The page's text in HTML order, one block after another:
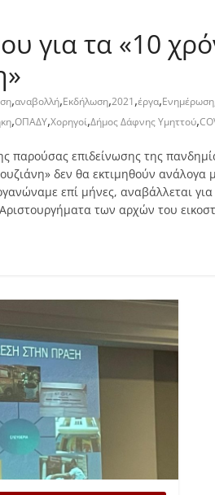
για τα «10
,αναβολλή,Εκδήλωση,2021,έργα,Ενημέρωση
,ΟΠΑΔΥ,Χορηγοί,Δήμος Δάφνης Υμηττού,
παρούσας επιδείνωσης της
δεν θα εκτιμηθούν ανάλογα
επί μήνες, αναβάλλεται
των αρχών του